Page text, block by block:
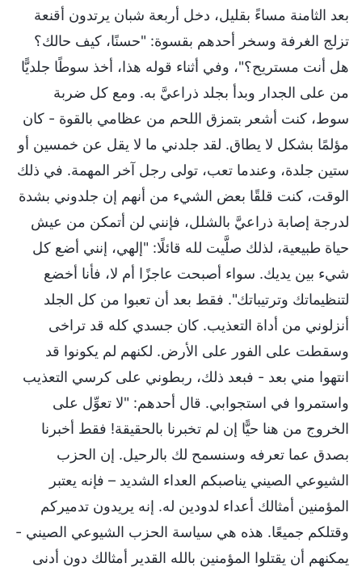
بعد الثامنة مساءً بقليل، دخل أربعة شبان يرتدون أقنعة
تزلج الغرفة وسخر أحدهم بقسوة: "حسنًا، كيف حالك؟
هل أنت مستريح؟"، وفي أثناء قوله هذا، أخذ سوطًا جلديًّا
من على الجدار وبدأ بجلد ذراعيَّ به. ومع كل ضربة
سوط، كنت أشعر بتمزق اللحم من عظامي بالقوة - كان
مؤلمًا بشكل لا يطاق. لقد جلدني ما لا يقل عن خمسين أو
ستين جلدة، وعندما تعب، تولى رجل آخر المهمة. في ذلك
الوقت، كنت قلقًا بعض الشيء من أنهم إن جلدوني بشدة
لدرجة إصابة ذراعيَّ بالشلل، فإنني لن أتمكن من عيش
حياة طبيعية، لذلك صلَّيت لله قائلًا: "إلهي، إنني أضع كل
شيء بين يديك. سواء أصبحت عاجزًا أم لا، فأنا أخضع
لتنظيماتك وترتيباتك". فقط بعد أن تعبوا من كل الجلد
أنزلوني من أداة التعذيب. كان جسدي كله قد تراخى
وسقطت على الفور على الأرض. لكنهم لم يكونوا قد
انتهوا مني بعد - فبعد ذلك، ربطوني على كرسي التعذيب
واستمروا في استجوابي. قال أحدهم: "لا تعوِّل على
الخروج من هنا حيًّا إن لم تخبرنا بالحقيقة! فقط أخبرنا
بصدق عما تعرفه وسنسمح لك بالرحيل. إن الحزب
الشيوعي الصيني يناصبكم العداء الشديد – فإنه يعتبر
المؤمنين أمثالك أعداء لدودين له. إنه يريدون تدميركم
وقتلكم جميعًا. هذه هي سياسة الحزب الشيوعي الصيني -
يمكنهم أن يقتلوا المؤمنين بالله القدير أمثالك دون أدنى